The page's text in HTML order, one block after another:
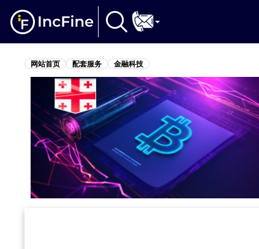
网站首页 配套服务 金融科技